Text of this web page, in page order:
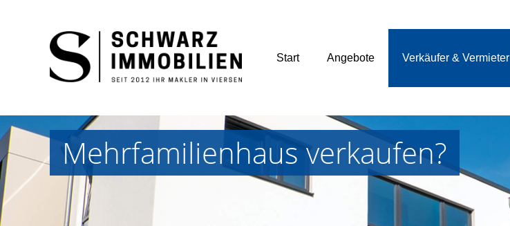
Start Angebote Verkäufer & Vermieter
Mehrfamilienhaus verkaufen?